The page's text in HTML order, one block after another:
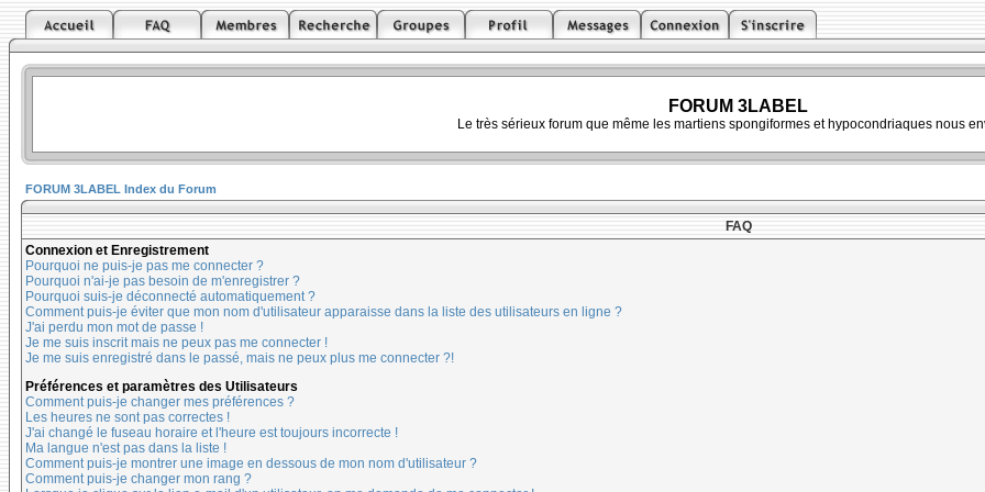
FORUM 3LABEL
Le très sérieux forum que même les martiens spongiformes et hypocondriaques nous
FORUM 3LABEL Index du Forum
FAQ
Connexion et Enregistrement
Pourquoi ne puis-je pas me connecter ?
Pourquoi n'ai-je pas besoin de m'enregistrer ?
Pourquoi suis-je déconnecté automatiquement ?
Comment puis-je éviter que mon nom d'utilisateur apparaisse dans la liste des utilisateurs en ligne ?
J'ai perdu mon mot de passe !
Je me suis inscrit mais ne peux pas me connecter !
Je me suis enregistré dans le passé, mais ne peux plus me connecter ?!
Préférences et paramètres des Utilisateurs
Comment puis-je changer mes préférences ?
Les heures ne sont pas correctes !
J'ai changé le fuseau horaire et l'heure est toujours incorrecte !
Ma langue n'est pas dans la liste !
Comment puis-je montrer une image en dessous de mon nom d'utilisateur ?
Comment puis-je changer mon rang ?